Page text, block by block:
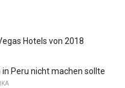
Hotels von 2018
in Peru nicht machen sollte